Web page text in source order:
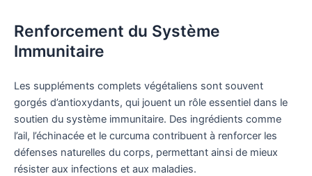
Renforcement du Système
Immunitaire
Les suppléments complets végétaliens sont souvent
gorgés d’antioxydants, qui jouent un rôle essentiel dans le
soutien du système immunitaire. Des ingrédients comme
l’ail, l’échinacée et le curcuma contribuent à renforcer les
défenses naturelles du corps, permettant ainsi de mieux
résister aux infections et aux maladies.